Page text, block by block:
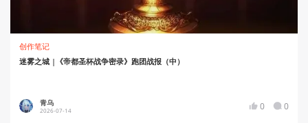
创作笔记
迷雾之城 |《帝都圣杯战争密录》跑团战报（中）
青乌
2026-07-14 0 0